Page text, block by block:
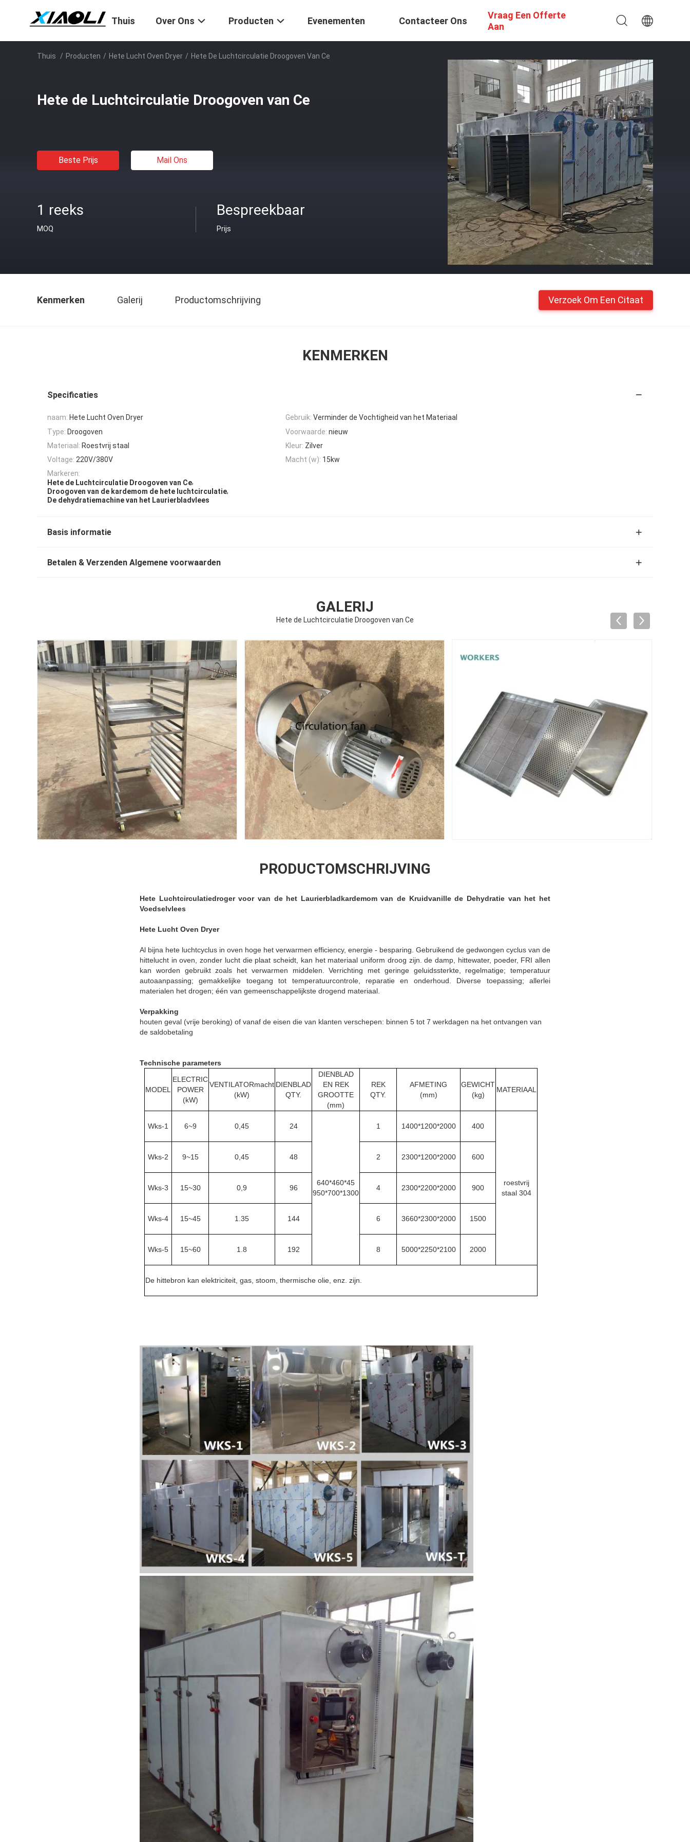
Thuis Over Ons Producten Evenementen Contacteer Ons
Vraag Een Offerte
Aan
Thuis / Producten / Hete Lucht Oven Dryer / Hete De Luchtcirculatie Droogoven Van Ce
Hete de Luchtcirculatie Droogoven van Ce
Beste Prijs Mail Ons
1 reeks
MOQ
Bespreekbaar
Prijs
Kenmerken Galerij Productomschrijving Verzoek Om Een Citaat
KENMERKEN
Specificaties
naam: Hete Lucht Oven Dryer Gebruik: Verminder de Vochtigheid van het Materiaal
Type: Droogoven Voorwaarde: nieuw
Materiaal: Roestvrij staal Kleur: Zilver
Voltage: 220V/380V Macht (w): 15kw
Markeren:
Hete de Luchtcirculatie Droogoven van Ce,
Droogoven van de kardemom de hete luchtcirculatie,
De dehydratiemachine van het Laurierbladvlees
Basis informatie
Betalen & Verzenden Algemene voorwaarden
GALERIJ
Hete de Luchtcirculatie Droogoven van Ce
PRODUCTOMSCHRIJVING
Hete Luchtcirculatiedroger voor van de het Laurierbladkardemom van de Kruidvanille de Dehydratie van het het
Voedselvlees
Hete Lucht Oven Dryer
Al bijna hete luchtcyclus in oven hoge het verwarmen efficiency, energie - besparing. Gebruikend de gedwongen cyclus van de
hittelucht in oven, zonder lucht die plaat scheidt, kan het materiaal uniform droog zijn. de damp, hittewater, poeder, FRI allen
kan worden gebruikt zoals het verwarmen middelen. Verrichting met geringe geluidssterkte, regelmatige; temperatuur
autoaanpassing; gemakkelijke toegang tot temperatuurcontrole, reparatie en onderhoud. Diverse toepassing; allerlei
materialen het drogen; één van gemeenschappelijkste drogend materiaal.
Verpakking
houten geval (vrije beroking) of vanaf de eisen die van klanten verschepen: binnen 5 tot 7 werkdagen na het ontvangen van
de saldobetaling
Technische parameters
MODEL
ELECTRIC
POWER
(kW)
VENTILATORmacht
(kW)
DIENBLAD
QTY.
DIENBLAD
EN REK
GROOTTE
(mm)
REK
QTY.
AFMETING
(mm)
GEWICHT
(kg)
MATERIAAL
Wks-1 6~9 0,45 24
640*460*45
950*700*1300
1 1400*1200*2000 400
roestvrij
staal 304
Wks-2 9~15 0,45 48 2 2300*1200*2000 600
Wks-3 15~30 0,9 96 4 2300*2200*2000 900
Wks-4 15~45 1.35 144 6 3660*2300*2000 1500
Wks-5 15~60 1.8 192 8 5000*2250*2100 2000
De hittebron kan elektriciteit, gas, stoom, thermische olie, enz. zijn.